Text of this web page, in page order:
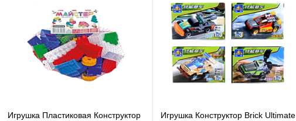
наличии
наличии
Игрушка Пластиковая Конструктор
Игрушка Конструктор Brick Ultimate